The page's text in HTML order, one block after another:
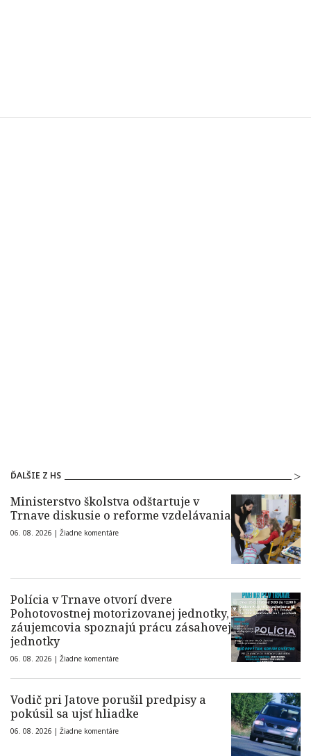
ĎALŠIE Z HS
Ministerstvo školstva odštartuje v
Trnave diskusie o reforme vzdelávania
06. 08. 2026 | Žiadne komentáre
Polícia v Trnave otvorí dvere
Pohotovostnej motorizovanej jednotky,
záujemcovia spoznajú prácu zásahovej
jednotky
06. 08. 2026 | Žiadne komentáre
Vodič pri Jatove porušil predpisy a
pokúsil sa ujsť hliadke
06. 08. 2026 | Žiadne komentáre